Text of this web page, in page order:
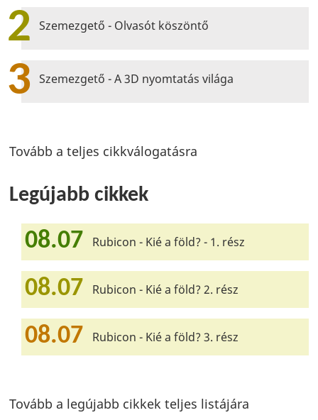
2 Szemezgető - Olvasót köszöntő
3 Szemezgető - A 3D nyomtatás világa
Tovább a teljes cikkválogatásra
Legújabb cikkek
08.07 Rubicon - Kié a föld? - 1. rész
08.07 Rubicon - Kié a föld? 2. rész
08.07 Rubicon - Kié a föld? 3. rész
Tovább a legújabb cikkek teljes listájára